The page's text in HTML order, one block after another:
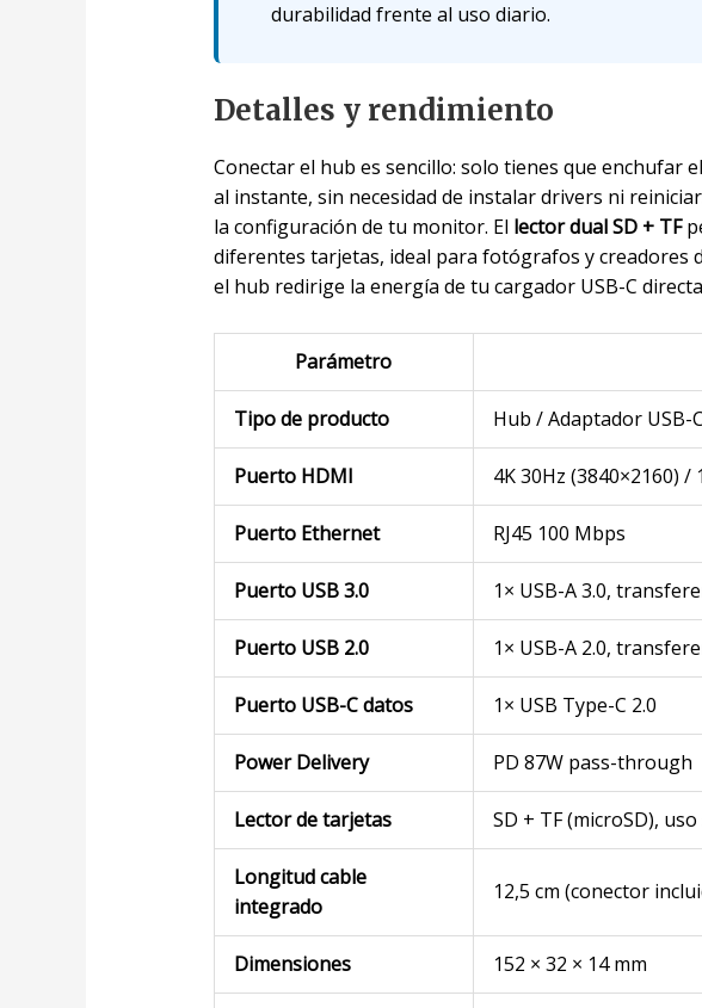
durabilidad frente al uso diario.
Detalles y rendimiento
Conectar el hub es sencillo: solo tienes que
al instante, sin necesidad de instalar drivers ni
la configuración de tu monitor. El lector dual SD + TF
diferentes tarjetas, ideal para fotógrafos y creadores
el hub redirige la energía de tu cargador USB-C
Parámetro
Tipo de producto Hub / Adaptador USB-
Puerto HDMI 4K 30Hz (3840×2160) /
Puerto Ethernet RJ45 100 Mbps
Puerto USB 3.0 1× USB-A 3.0,
Puerto USB 2.0 1× USB-A 2.0,
Puerto USB-C datos 1× USB Type-C 2.0
Power Delivery PD 87W pass-through
Lector de tarjetas SD + TF (microSD),
Longitud cable
integrado
12,5 cm (conector
Dimensiones 152 × 32 × 14 mm